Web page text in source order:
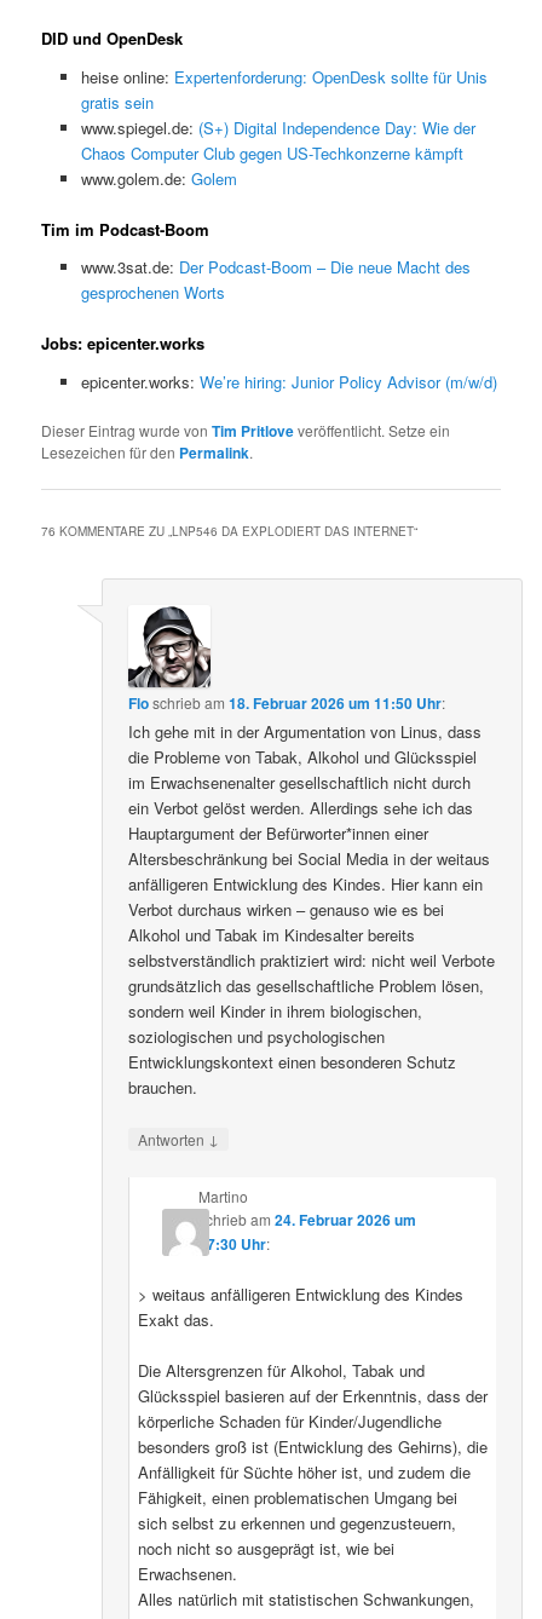
DID und OpenDesk
heise online: Expertenforderung: OpenDesk sollte für Unis
gratis sein
www.spiegel.de: (S+) Digital Independence Day: Wie der
Chaos Computer Club gegen US-Techkonzerne kämpft
www.golem.de: Golem
Tim im Podcast-Boom
www.3sat.de: Der Podcast-Boom – Die neue Macht des
gesprochenen Worts
Jobs: epicenter.works
epicenter.works: We’re hiring: Junior Policy Advisor (m/w/d)
Dieser Eintrag wurde vonTim Pritloveveröffentlicht. Setze ein
Lesezeichen für den Permalink.
76 KOMMENTARE ZU „LNP546 DA EXPLODIERT DAS INTERNET“
Floschriebam18. Februar 2026 um 11:50 Uhr:
Ich gehe mit in der Argumentation von Linus, dass
die Probleme von Tabak, Alkohol und Glücksspiel
im Erwachsenenalter gesellschaftlich nicht durch
ein Verbot gelöst werden. Allerdings sehe ich das
Hauptargument der Befürworter*innen einer
Altersbeschränkung bei Social Media in der weitaus
anfälligeren Entwicklung des Kindes. Hier kann ein
Verbot durchaus wirken – genauso wie es bei
Alkohol und Tabak im Kindesalter bereits
selbstverständlich praktiziert wird: nicht weil Verbote
grundsätzlich das gesellschaftliche Problem lösen,
sondern weil Kinder in ihrem biologischen,
soziologischen und psychologischen
Entwicklungskontext einen besonderen Schutz
brauchen.
Antworten ↓
Martino
schriebam 24. Februar 2026 um
07:30 Uhr:
> weitaus anfälligeren Entwicklung des Kindes
Exakt das.
Die Altersgrenzen für Alkohol, Tabak und
Glücksspiel basieren auf der Erkenntnis, dass der
körperliche Schaden für Kinder/Jugendliche
besonders groß ist (Entwicklung des Gehirns), die
Anfälligkeit für Süchte höher ist, und zudem die
Fähigkeit, einen problematischen Umgang bei
sich selbst zu erkennen und gegenzusteuern,
noch nicht so ausgeprägt ist, wie bei
Erwachsenen.
Alles natürlich mit statistischen Schwankungen,